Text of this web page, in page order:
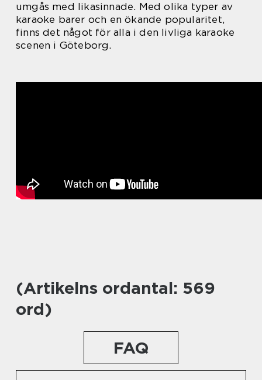
umgås med likasinnade. Med olika typer av
karaoke barer och en ökande popularitet,
finns det något för alla i den livliga karaoke
scenen i Göteborg.
(Artikelns ordantal: 569
ord)
FAQ